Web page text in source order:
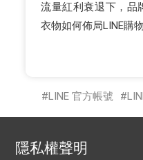
流量紅利衰退下，品
衣物如何佈局LINE購
LINE 官方帳號
隱私權聲明